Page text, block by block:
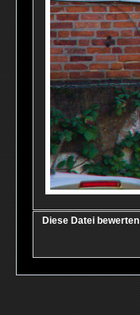
Diese Datei bewerten